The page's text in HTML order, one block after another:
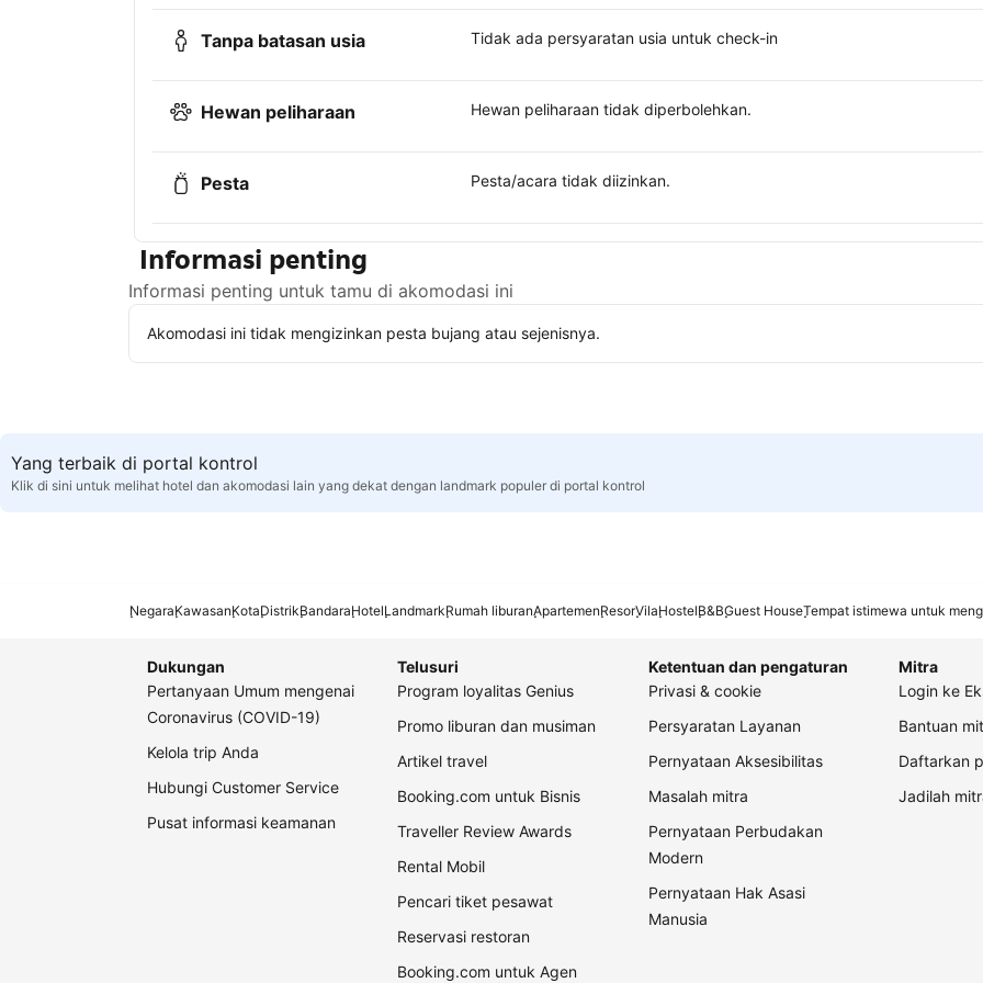
Tanpa batasan usia Tidak ada persyaratan usia untuk check-in
Hewan peliharaan Hewan peliharaan tidak diperbolehkan.
Pesta Pesta/acara tidak diizinkan.
Informasi penting
Informasi penting untuk tamu di akomodasi ini
Akomodasi ini tidak mengizinkan pesta bujang atau sejenisnya.
Yang terbaik di portal kontrol
Klik di sini untuk melihat hotel dan akomodasi lain yang dekat dengan landmark populer di portal kontrol
NegaraKawasanKotaDistrikBandaraHotelLandmarkRumah liburanApartemenResorVilaHostelB&BGuest HouseTempat istimewa untuk
Dukungan
Pertanyaan Umum mengenai
Coronavirus (COVID-19)
Kelola trip Anda
Hubungi Customer Service
Pusat informasi keamanan
Telusuri
Program loyalitas Genius
Promo liburan dan musiman
Artikel travel
Booking.com untuk Bisnis
Traveller Review Awards
Rental Mobil
Pencari tiket pesawat
Reservasi restoran
Booking.com untuk Agen
Ketentuan dan pengaturan
Privasi & cookie
Persyaratan Layanan
Pernyataan Aksesibilitas
Masalah mitra
Pernyataan Perbudakan
Modern
Pernyataan Hak Asasi
Manusia
Mitra
Login ke
Bantuan
Daftarkan
Jadilah